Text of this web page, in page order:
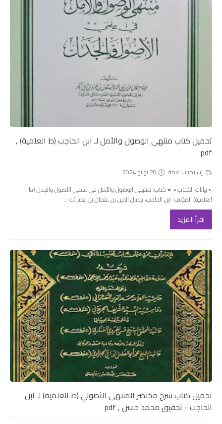
تحميل كتاب منتهى الوصول والأمل لـ ابن الحاجب (ط العلمية) ,
pdf
إسلاميات عامة
28 يوليو 2024
.▫️ بيانات الكتـاب ▫️. ● كتاب: منتهى الوصول والأمل في علمي الأصول والجدل (ط
العلمية) المؤلف: ابن الحاجب، جمال الدين بن عثمان بن عمر (ت ...
اقرأ المزيد
تحميل كتاب شرح مختصر المنتهى الأصولي (ط العلمية) لـ ابن
الحاجب - تحقيق محمد حسن , pdf